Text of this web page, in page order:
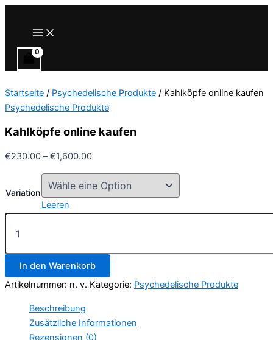
Main
Menu
Startseite / Psychedelische Produkte / Kahlköpfe online kaufen
Psychedelische Produkte
Kahlköpfe online kaufen
€230.00 –€1,600.00Preisspanne:
bis
€1,600.00
Variation
Leeren
Kahlköpfe
online
Menge
In den Warenkorb
Artikelnummer: n. v. Kategorie: Psychedelische Produkte
Beschreibung
Zusätzliche Informationen
Rezensionen (0)